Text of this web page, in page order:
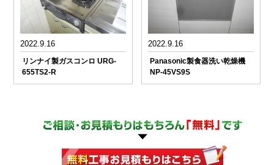
2022.9.16
リンナイ製ガスコンロ URG-
655TS2-R
2022.9.16
Panasonic製食器洗い乾燥機
NP-45VS9S